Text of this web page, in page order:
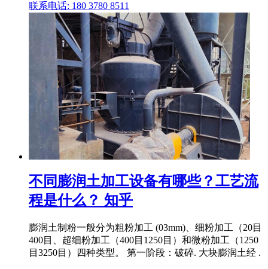
联系电话: 180 3780 8511
不同膨润土加工设备有哪些？工艺流
程是什么？ 知乎
膨润土制粉一般分为粗粉加工 (03mm)、细粉加工（20目
400目、超细粉加工（400目1250目）和微粉加工（1250
目3250目）四种类型。 第一阶段：破碎. 大块膨润土经 .